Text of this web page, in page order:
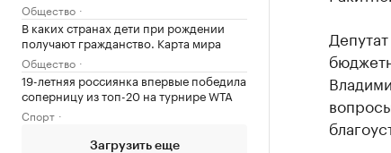
Общество
В каких странах дети при рождении
получают гражданство. Карта мира
Общество
19-летняя россиянка впервые победила
соперницу из топ-20 на турнире WTA
Спорт
Загрузить еще